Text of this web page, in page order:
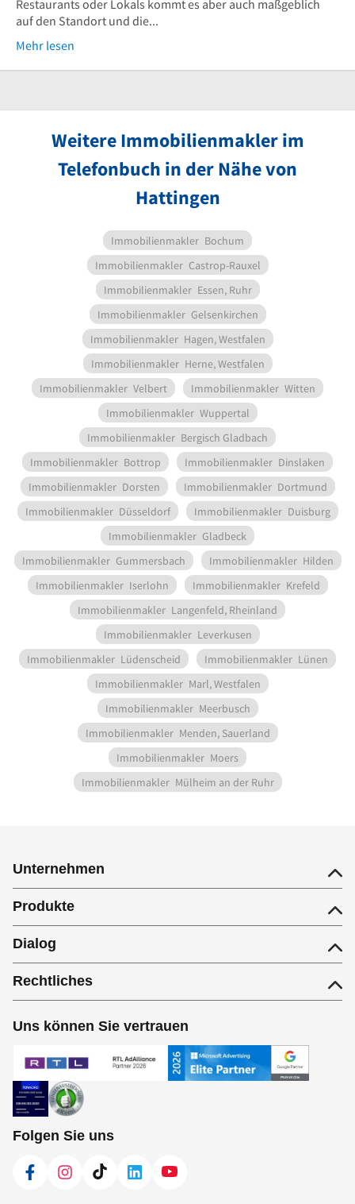
Restaurants oder Lokals kommt es aber auch maßgeblich
auf den Standort und die...
Mehr lesen
Weitere Immobilienmakler im
Telefonbuch in der Nähe von
Hattingen
Immobilienmakler Bochum
Immobilienmakler Castrop-Rauxel
Immobilienmakler Essen, Ruhr
Immobilienmakler Gelsenkirchen
Immobilienmakler Hagen, Westfalen
Immobilienmakler Herne, Westfalen
Immobilienmakler Velbert Immobilienmakler Witten
Immobilienmakler Wuppertal
Immobilienmakler Bergisch Gladbach
Immobilienmakler Bottrop Immobilienmakler Dinslaken
Immobilienmakler Dorsten Immobilienmakler Dortmund
Immobilienmakler Düsseldorf Immobilienmakler Duisburg
Immobilienmakler Gladbeck
Immobilienmakler Gummersbach Immobilienmakler Hilden
Immobilienmakler Iserlohn Immobilienmakler Krefeld
Immobilienmakler Langenfeld, Rheinland
Immobilienmakler Leverkusen
Immobilienmakler Lüdenscheid Immobilienmakler Lünen
Immobilienmakler Marl, Westfalen
Immobilienmakler Meerbusch
Immobilienmakler Menden, Sauerland
Immobilienmakler Moers
Immobilienmakler Mülheim an der Ruhr
Unternehmen
Produkte
Dialog
Rechtliches
Uns können Sie vertrauen
Folgen Sie uns